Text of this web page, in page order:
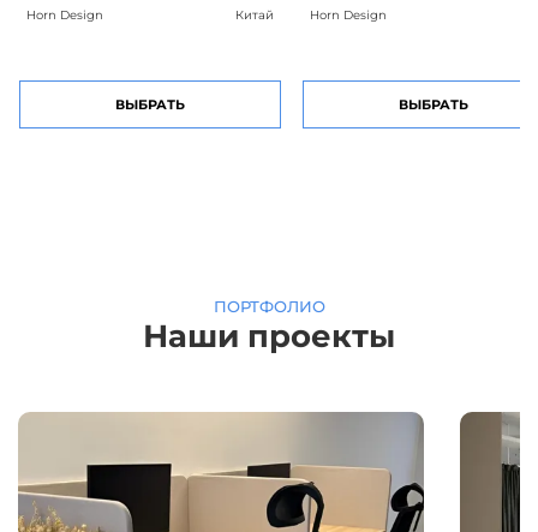
Horn Design Китай
ВЫБРАТЬ
Horn Design
ВЫБРАТЬ
ПОРТФОЛИО
Наши проекты